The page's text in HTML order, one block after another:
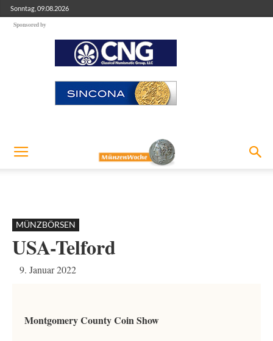
Sonntag, 09.08.2026
Sponsored by
MÜNZBÖRSEN
USA-Telford
9. Januar 2022
Montgomery County Coin Show